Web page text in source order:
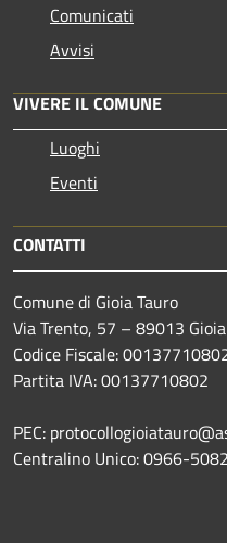
Comunicati
Avvisi
VIVERE IL COMUNE
Luoghi
Eventi
CONTATTI
Comune di Gioia Tauro
Via Trento, 57 – 89013 Gioia
Codice Fiscale:
Partita IVA: 00137710802
PEC:
Centralino Unico: 0966-